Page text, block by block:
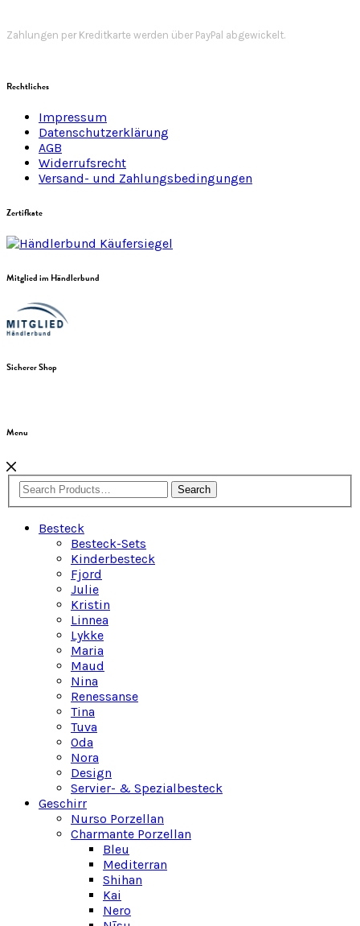
Zahlungen per Kreditkarte werden über PayPal abgewickelt.
Rechtliches
Impressum
Datenschutzerklärung
AGB
Widerrufsrecht
Versand- und Zahlungsbedingungen
Zertifkate
Mitglied im Händlerbund
Sicherer Shop
Menu
Search
Besteck
Besteck-Sets
Kinderbesteck
Fjord
Julie
Kristin
Linnea
Lykke
Maria
Maud
Nina
Renessanse
Tina
Tuva
Oda
Nora
Design
Servier- & Spezialbesteck
Geschirr
Nurso Porzellan
Charmante Porzellan
Bleu
Mediterran
Shihan
Kai
Nero